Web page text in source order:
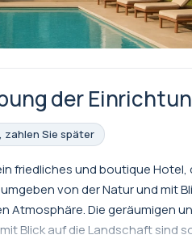
der
zahlen Sie später
friedliches und boutique
von der Natur und mit
Atmosphäre. Die geräumigen
Blick auf die Landschaft sind